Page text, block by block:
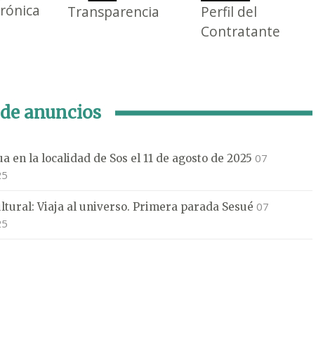
Transparencia
Perfil del
Contratante
anuncios
en la localidad de Sos el 11 de agosto de 2025 07
Viaja al universo. Primera parada Sesué 07